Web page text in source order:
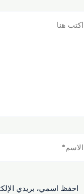
احفظ اسمي، بريدي